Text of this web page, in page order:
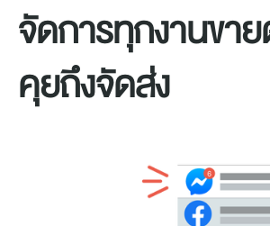
จัดการทุกงานขาย
คุยถึงจัดส่ง